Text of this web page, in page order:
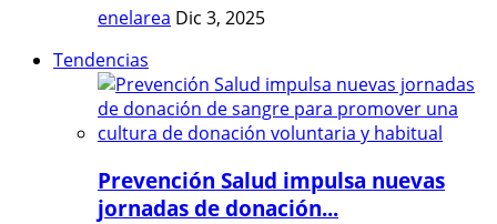
enelarea Dic 3, 2025
Tendencias
Prevención Salud impulsa nuevas
jornadas de donación...